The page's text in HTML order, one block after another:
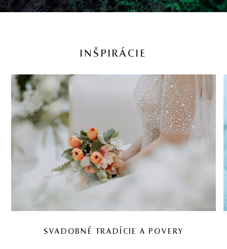
INŠPIRÁCIE
SVADOBNÉ TRADÍCIE A POVERY